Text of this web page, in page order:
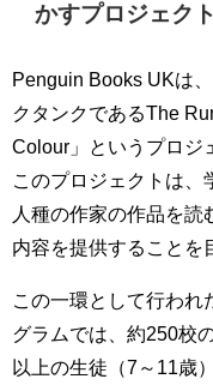
かすプロジェクト
Penguin Books UKは
クタンクであるThe
Colour」というプロジ
このプロジェクトは、
人種の作家の作品を
内容を提供することを
この一環として行われ
グラムでは、約250校
以上の生徒（7～11歳